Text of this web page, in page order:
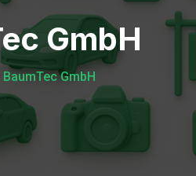
GmbH
BaumTec GmbH